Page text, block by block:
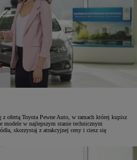
ofertą Toyota Pewne Auto, w ramach której kupisz
modele w najlepszym stanie technicznym
skorzystaj z atrakcyjnej ceny i ciesz się